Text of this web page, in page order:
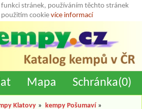
stránek, používáním těchto stránek
použitím cookievíce informací
Mapa Schránka(0)
Klatovy » kempy Pošumaví »